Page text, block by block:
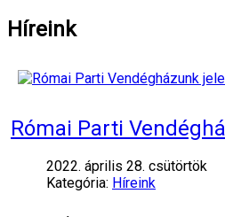
Híreink
Római Parti
2022. április 28. csütörtök
Kategória: Híreink